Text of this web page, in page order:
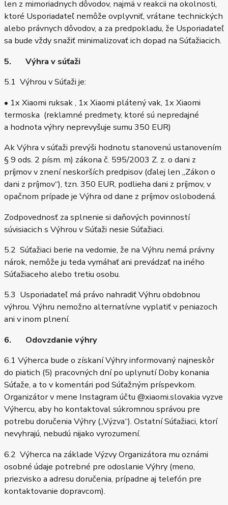
len z mimoriadnych dôvodov, najmä v reakcii na okolnosti,
ktoré Usporiadateľ nemôže ovplyvniť, vrátane technických
alebo právnych dôvodov, a za predpokladu, že Usporiadateľ
sa bude vždy snažiť minimalizovať ich dopad na Súťažiacich.
5. Výhra v súťaži
5.1 Výhrou v Súťaži je:
• 1x Xiaomi ruksak , 1x Xiaomi plátený vak, 1x Xiaomi
termoska (reklamné predmety, ktoré sú nepredajné
a hodnota výhry neprevyšuje sumu 350 EUR)
Ak Výhra v súťaži prevýši hodnotu stanovenú ustanovením
§ 9 ods. 2 písm. m) zákona č. 595/2003 Z. z. o dani z
príjmov v znení neskorších predpisov (ďalej len „Zákon o
dani z príjmov“), tzn. 350 EUR, podlieha dani z príjmov, v
opačnom prípade je Výhra od dane z príjmov oslobodená.
Zodpovednosť za splnenie si daňových povinností
súvisiacich s Výhrou v Súťaži nesie Súťažiaci.
5.2 Súťažiaci berie na vedomie, že na Výhru nemá právny
nárok, nemôže ju teda vymáhať ani prevádzať na iného
Súťažiaceho alebo tretiu osobu.
5.3 Usporiadateľ má právo nahradiť Výhru obdobnou
výhrou. Výhru nemožno alternatívne vyplatiť v peniazoch
ani v inom plnení.
6. Odovzdanie výhry
6.1 Výherca bude o získaní Výhry informovaný najneskôr
do piatich (5) pracovných dní po uplynutí Doby konania
Súťaže, a to v komentári pod Súťažným príspevkom.
Organizátor v mene Instagram účtu @xiaomi.slovakia vyzve
Výhercu, aby ho kontaktoval súkromnou správou pre
potrebu doručenia Výhry („Výzva“). Ostatní Súťažiaci, ktorí
nevyhrajú, nebudú nijako vyrozumení.
6.2 Výherca na základe Výzvy Organizátora mu oznámi
osobné údaje potrebné pre odoslanie Výhry (meno,
priezvisko a adresu doručenia, prípadne aj telefón pre
kontaktovanie dopravcom).